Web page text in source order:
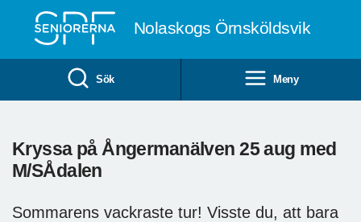
Nolaskogs Örnsköldsvik
Sök Meny
Kryssa på Ångermanälven 25 aug med
M/SÅdalen
Sommarens vackraste tur! Visste du, att bara